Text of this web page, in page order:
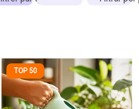
TOP 50